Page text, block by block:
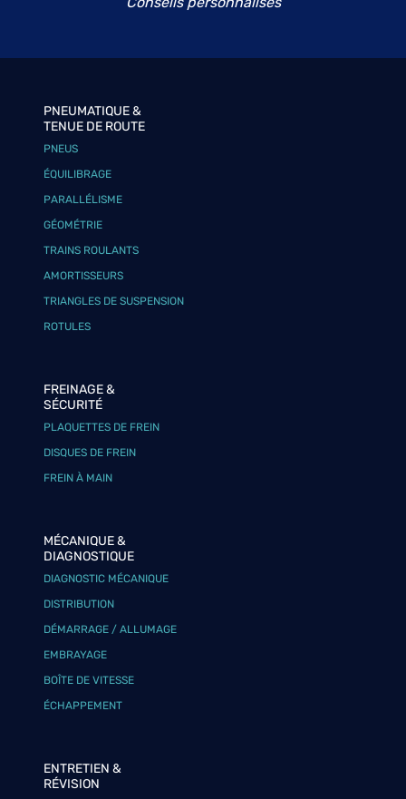
PNEUMATIQUE &
TENUE DE ROUTE
PNEUS
ÉQUILIBRAGE
PARALLÉLISME
GÉOMÉTRIE
TRAINS ROULANTS
AMORTISSEURS
TRIANGLES DE SUSPENSION
ROTULES
FREINAGE &
SÉCURITÉ
PLAQUETTES DE FREIN
DISQUES DE FREIN
FREIN À MAIN
MÉCANIQUE &
DIAGNOSTIQUE
DIAGNOSTIC MÉCANIQUE
DISTRIBUTION
DÉMARRAGE / ALLUMAGE
EMBRAYAGE
BOÎTE DE VITESSE
ÉCHAPPEMENT
ENTRETIEN &
RÉVISION